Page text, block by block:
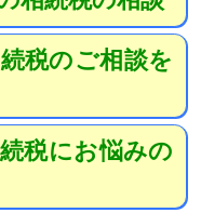
税のご相談を
税にお悩みの